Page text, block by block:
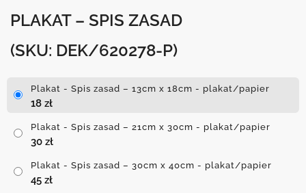
PLAKAT – SPIS ZASAD
(SKU: DEK/620278-P)
Plakat - Spis zasad – 13cm x 18cm - plakat/papier
18 zł
Plakat - Spis zasad – 21cm x 30cm - plakat/papier
30 zł
Plakat - Spis zasad – 30cm x 40cm - plakat/papier
45 zł